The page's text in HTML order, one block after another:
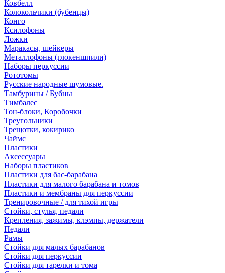
Ковбелл
Колокольчики (бубенцы)
Конго
Ксилофоны
Ложки
Маракасы, шейкеры
Металлофоны (глокеншпили)
Наборы перкуссии
Рототомы
Русские народные шумовые.
Тамбурины / Бубны
Тимбалес
Тон-блоки, Коробочки
Треугольники
Трещотки, кокирико
Чаймс
Пластики
Аксессуары
Наборы пластиков
Пластики для бас-барабана
Пластики для малого барабана и томов
Пластики и мембраны для перкуссии
Тренировочные / для тихой игры
Стойки, стулья, педали
Крепления, зажимы, клэмпы, держатели
Педали
Рамы
Стойки для малых барабанов
Стойки для перкуссии
Стойки для тарелки и тома